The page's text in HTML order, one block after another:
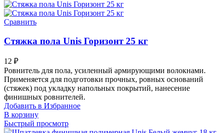
Сравнить
Стяжка пола Unis Горизонт 25 кг
12 ₽
Ровнитель для пола, усиленный армирующими волокнами.
Применяется для подготовки прочных, ровных оснований
(стяжек) под укладку напольных покрытий, нанесение
финишных ровнителей.
Добавить в Избранное
В корзину
Быстрый просмотр